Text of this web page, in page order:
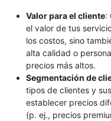
Valor para el cliente:
el valor de tus
los costos, sino
alta calidad o
precios más altos.
Segmentación de
tipos de clientes y
establecer precios
(p. ej., precios